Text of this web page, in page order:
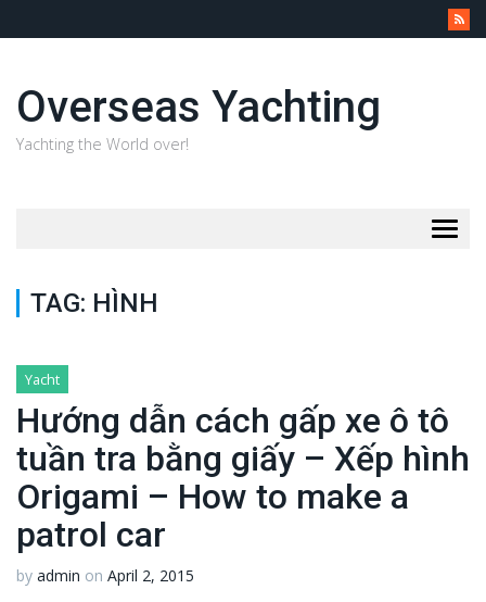
Overseas Yachting
Yachting the World over!
TAG: HÌNH
Yacht
Hướng dẫn cách gấp xe ô tô
tuần tra bằng giấy – Xếp hình
Origami – How to make a
patrol car
by admin on April 2, 2015